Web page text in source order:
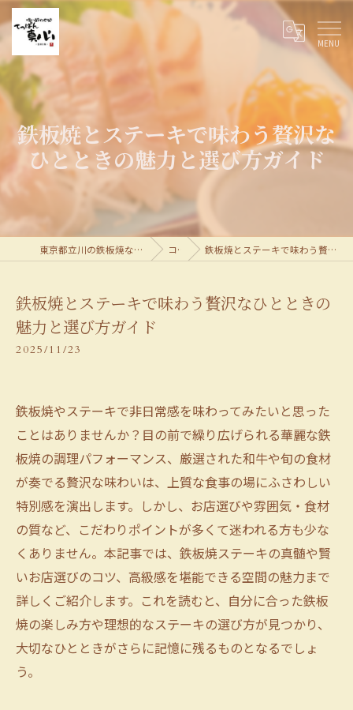
鉄板焼とステーキで味わう贅沢な
ひとときの魅力と選び方ガイド
東京都立川の鉄板焼なら喰い酔わせ処てっぱん真心 コラム 鉄板焼とステーキで味わう贅沢なひとときの魅力と選び方ガイド
鉄板焼とステーキで味わう贅沢なひとときの
魅力と選び方ガイド
2025/11/23
鉄板焼やステーキで非日常感を味わってみたいと思った
ことはありませんか？目の前で繰り広げられる華麗な鉄
板焼の調理パフォーマンス、厳選された和牛や旬の食材
が奏でる贅沢な味わいは、上質な食事の場にふさわしい
特別感を演出します。しかし、お店選びや雰囲気・食材
の質など、こだわりポイントが多くて迷われる方も少な
くありません。本記事では、鉄板焼ステーキの真髄や賢
いお店選びのコツ、高級感を堪能できる空間の魅力まで
詳しくご紹介します。これを読むと、自分に合った鉄板
焼の楽しみ方や理想的なステーキの選び方が見つかり、
大切なひとときがさらに記憶に残るものとなるでしょ
う。